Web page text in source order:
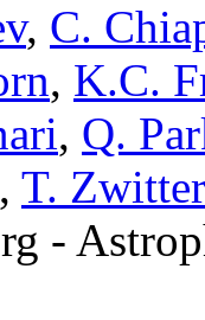
, C.
, K.C.
, Q.
, T. Zwitter
-